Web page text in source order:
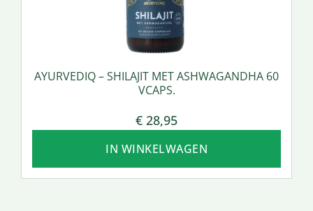
AYURVEDIQ – SHILAJIT MET ASHWAGANDHA 60
VCAPS.
€ 28,95
IN WINKELWAGEN